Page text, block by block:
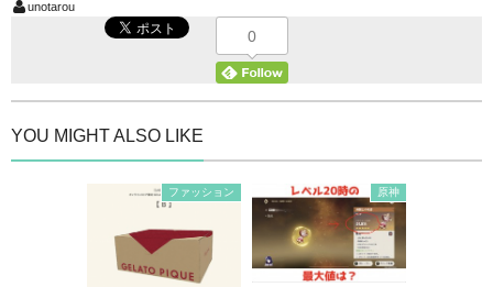
unotarou
0
YOU MIGHT ALSO LIKE
ファッション 原神